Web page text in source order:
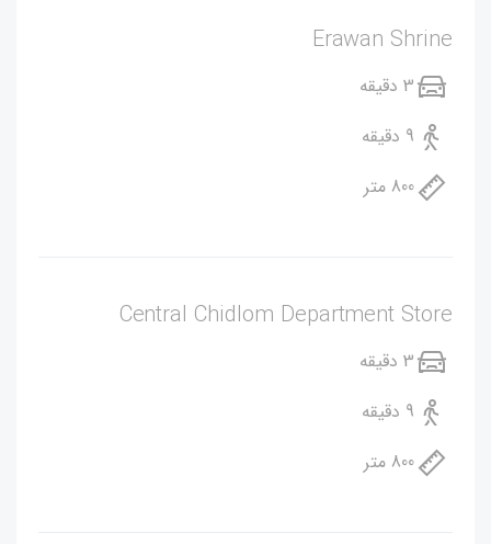
Erawan Shrine
3 دقیقه
9 دقیقه
800 متر
Central Chidlom Department Store
3 دقیقه
9 دقیقه
800 متر